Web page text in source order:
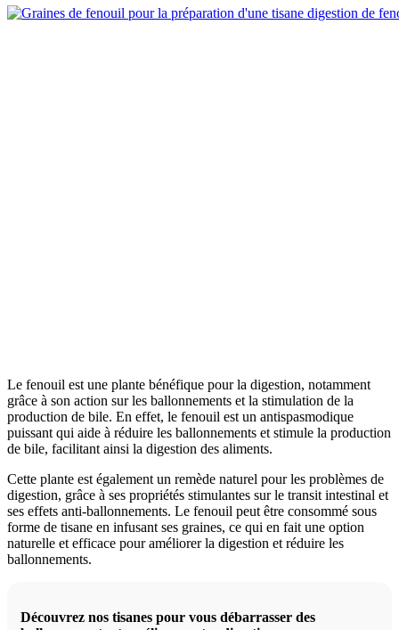
Le fenouil est une plante bénéfique pour la digestion, notamment
grâce à son action sur les ballonnements et la stimulation de la
production de bile. En effet, le fenouil est un antispasmodique
puissant qui aide à réduire les ballonnements et stimule la production
de bile, facilitant ainsi la digestion des aliments.
Cette plante est également un remède naturel pour les problèmes de
digestion, grâce à ses propriétés stimulantes sur le transit intestinal et
ses effets anti-ballonnements. Le fenouil peut être consommé sous
forme de tisane en infusant ses graines, ce qui en fait une option
naturelle et efficace pour améliorer la digestion et réduire les
ballonnements.
Découvrez nos tisanes pour vous débarrasser des